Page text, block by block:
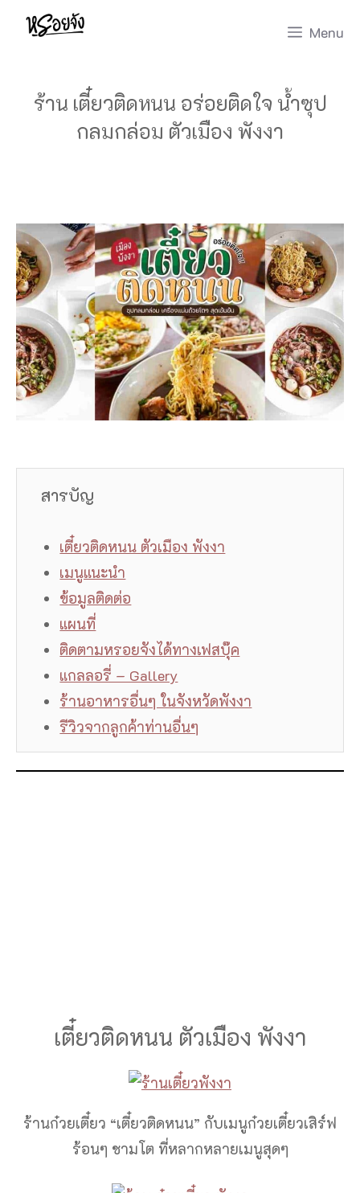
Skip
Menu
ร้าน เตี๋ยวติดหนน อร่อยติดใจ น้ำซุป
กลมกล่อม ตัวเมือง พังงา
สารบัญ
เตี๋ยวติดหนน ตัวเมือง พังงา
เมนูแนะนำ
ข้อมูลติดต่อ
แผนที่
ติดตามหรอยจังได้ทางเฟสบุ๊ค
แกลลอรี่ – Gallery
ร้านอาหารอื่นๆ ในจังหวัดพังงา
รีวิวจากลูกค้าท่านอื่นๆ
เตี๋ยวติดหนน ตัวเมือง พังงา
ร้านก๋วยเตี๋ยว “เตี๋ยวติดหนน” กับเมนูก๋วยเตี๋ยวเสิร์ฟ
ร้อนๆ ชามโต ที่หลากหลายเมนูสุดๆ